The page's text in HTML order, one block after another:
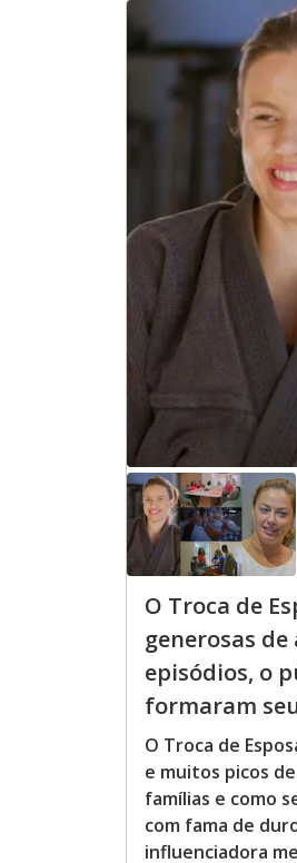
O Troca de
generosas
episódios, o
formaram
O Troca de
e muitos picos
famílias e como
com fama de
influenciadora